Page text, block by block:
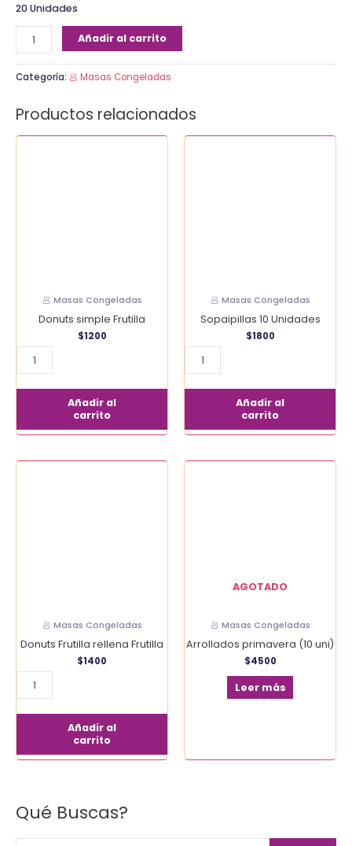
Qué Buscas?
B
20 Unidades
Añadir al carrito
Categoría: 🥟 Masas Congeladas
Productos relacionados
🥟 Masas Congeladas
Donuts simple Frutilla
$1200
Añadir al
carrito
🥟 Masas Congeladas
Sopaipillas 10 Unidades
$1800
Añadir al
carrito
🥟 Masas Congeladas
Donuts Frutilla rellena Frutilla
$1400
Añadir al
carrito
AGOTADO
🥟 Masas Congeladas
Arrollados primavera (10 uni)
$4500
Leer más